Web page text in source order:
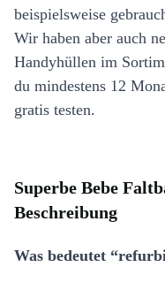
beispielsweise
Wir haben aber auch
Handyhüllen im
du mindestens 12
gratis testen.
Superbe Bebe
Beschreibung
Was bedeutet